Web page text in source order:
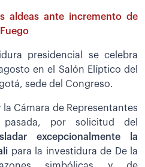
aldeas ante incremento de
presidencial se celebra
en el Salón Elíptico del
sede del Congreso.
Cámara de Representantes
por solicitud del
excepcionalmente la
para la investidura de De la